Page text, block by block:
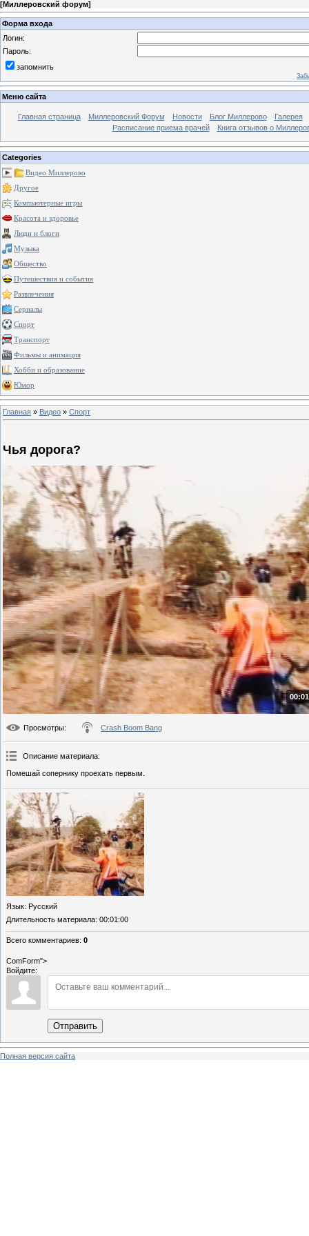
[Миллеровский форум]
Форма входа
Логин:
Пароль:
запомнить
Меню сайта
Главная страница Миллеровский Форум Новости Блог Миллерово
Галерея
Расписание приема врачей
Книга отзывов о
Categories
Видео Миллерово
Другое
Компьютерные игры
Красота и здоровье
Люди и блоги
Музыка
Общество
Путешествия и события
Развлечения
Сериалы
Спорт
Транспорт
Фильмы и анимация
Хобби и образование
Юмор
Главная » Видео » Спорт
Чья дорога?
Просмотры: Crash Boom Bang
Описание материала:
Помешай сопернику проехать первым.
Язык: Русский
Длительность материала: 00:01:00
Всего комментариев: 0
ComForm">
Войдите:
Отправить
Полная версия сайта